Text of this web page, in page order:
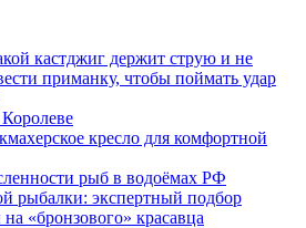
кастджиг держит струю и не
приманку, чтобы поймать удар
кресло для комфортной
рыб в водоёмах РФ
рыбалки: экспертный подбор
«бронзового» красавца